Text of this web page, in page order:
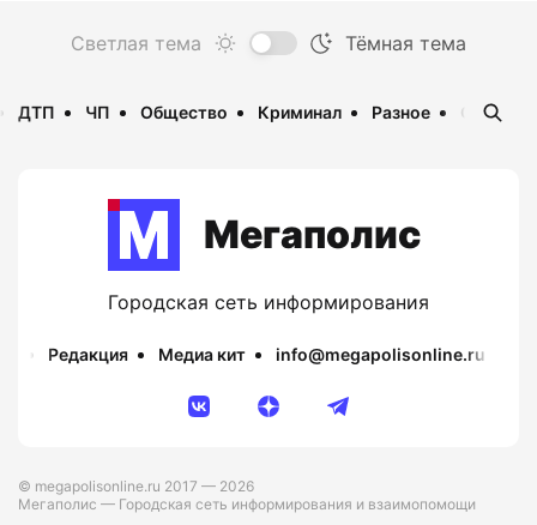
ДТП ЧП Общество Криминал Разное
Мегаполис
Городская сеть информирования
Редакция Медиа кит info@megapolisonline.ru
© megapolisonline.ru 2017 — 2026
Мегаполис — Городская сеть информирования и взаимопомощи